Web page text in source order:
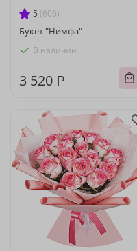
5 (606)
Букет "Нимфа"
В наличии
3 520 ₽